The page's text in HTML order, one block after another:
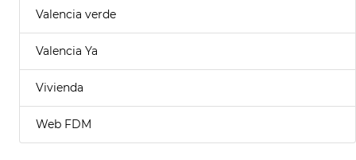
Valencia verde
Valencia Ya
Vivienda
Web FDM